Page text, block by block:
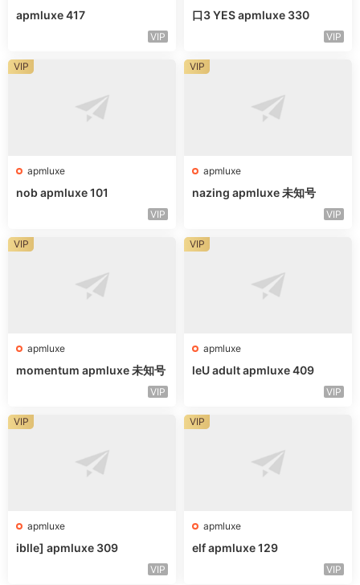
apmluxe 417
VIP
口3 YES apmluxe 330
VIP
apmluxe
nob apmluxe 101
VIP
VIP
apmluxe
nazing apmluxe 未知号
VIP
VIP
apmluxe
momentum apmluxe 未知号
VIP
VIP
apmluxe
leU adult apmluxe 409
VIP
VIP
apmluxe
iblle] apmluxe 309
VIP
VIP
apmluxe
elf apmluxe 129
VIP
VIP